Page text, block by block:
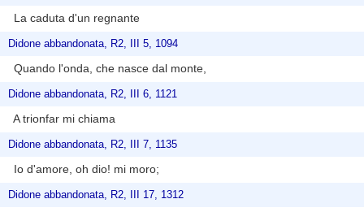
La caduta d'un regnante
Didone abbandonata, R2, III 5, 1094
Quando l'onda, che nasce dal monte,
Didone abbandonata, R2, III 6, 1121
A trionfar mi chiama
Didone abbandonata, R2, III 7, 1135
Io d'amore, oh dio! mi moro;
Didone abbandonata, R2, III 17, 1312